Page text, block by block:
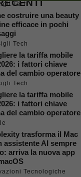
Tech
costruire una beauty
efficace in pochi
Tech
la tariffa mobile
i fattori chiave
del cambio operatore
Tech
la tariffa mobile
i fattori chiave
del cambio operatore
trasforma il Mac
assistente AI sempre
arriva la nuova app
Tecnologiche